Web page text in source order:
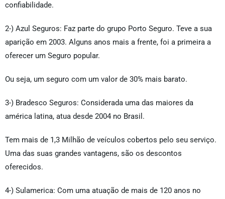
confiabilidade.
2-) Azul Seguros: Faz parte do grupo Porto Seguro. Teve a sua
aparição em 2003. Alguns anos mais a frente, foi a primeira a
oferecer um Seguro popular.
Ou seja, um seguro com um valor de 30% mais barato.
3-) Bradesco Seguros: Considerada uma das maiores da
américa latina, atua desde 2004 no Brasil.
Tem mais de 1,3 Milhão de veículos cobertos pelo seu serviço.
Uma das suas grandes vantagens, são os descontos
oferecidos.
4-) Sulamerica: Com uma atuação de mais de 120 anos no